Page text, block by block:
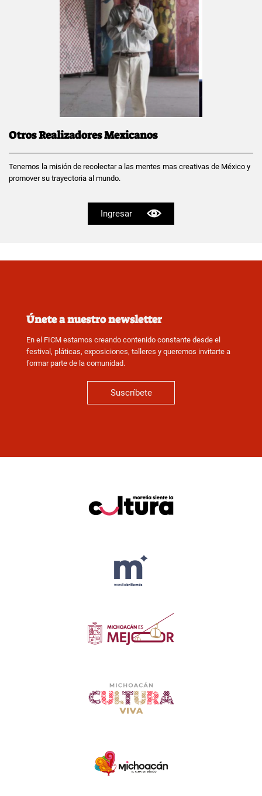
Otros Realizadores Mexicanos
Tenemos la misión de recolectar a las mentes mas creativas de México y
promover su trayectoria al mundo.
Ingresar
Únete a nuestro newsletter
En el FICM estamos creando contenido constante desde el
festival, pláticas, exposiciones, talleres y queremos invitarte a
formar parte de la comunidad.
Suscríbete